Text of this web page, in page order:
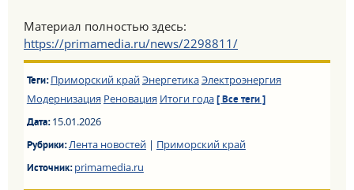
Материал полностью здесь:
https://primamedia.ru/news/2298811/
Теги: Приморский крайЭнергетикаЭлектроэнергия
Модернизация Реновация Итоги года [ Все теги ]
Дата:15.01.2026
Рубрики:Лента новостей| Приморский край
Источник:primamedia.ru